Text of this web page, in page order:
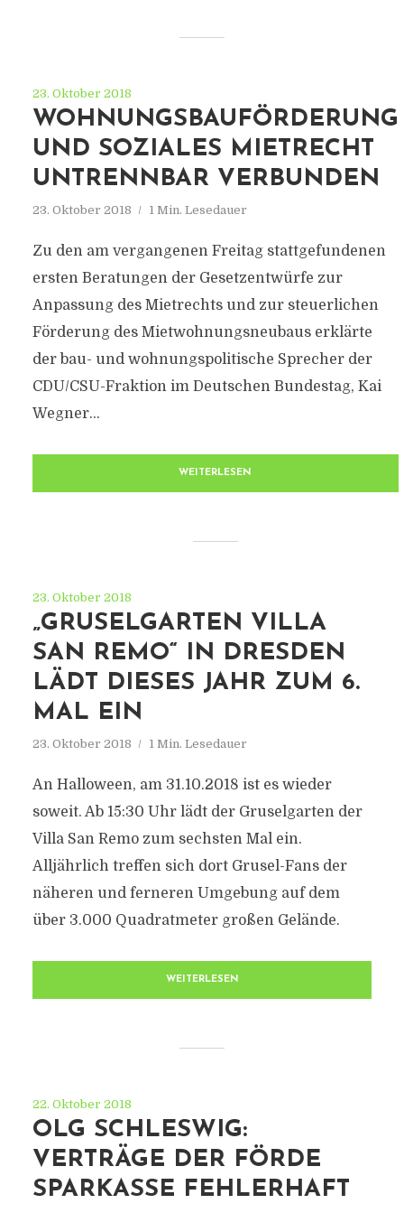
23. Oktober 2018
WOHNUNGSBAUFÖRDERUNG
UND SOZIALES MIETRECHT
UNTRENNBAR VERBUNDEN
23. Oktober 2018 1 Min. Lesedauer
Zu den am vergangenen Freitag stattgefundenen
ersten Beratungen der Gesetzentwürfe zur
Anpassung des Mietrechts und zur steuerlichen
Förderung des Mietwohnungsneubaus erklärte
der bau- und wohnungspolitische Sprecher der
CDU/CSU-Fraktion im Deutschen Bundestag, Kai
Wegner…
WEITERLESEN
23. Oktober 2018
„GRUSELGARTEN VILLA
SAN REMO“ IN DRESDEN
LÄDT DIESES JAHR ZUM 6.
MAL EIN
23. Oktober 2018 1 Min. Lesedauer
An Halloween, am 31.10.2018 ist es wieder
soweit. Ab 15:30 Uhr lädt der Gruselgarten der
Villa San Remo zum sechsten Mal ein.
Alljährlich treffen sich dort Grusel-Fans der
näheren und ferneren Umgebung auf dem
über 3.000 Quadratmeter großen Gelände.
WEITERLESEN
22. Oktober 2018
OLG SCHLESWIG:
VERTRÄGE DER FÖRDE
SPARKASSE FEHLERHAFT